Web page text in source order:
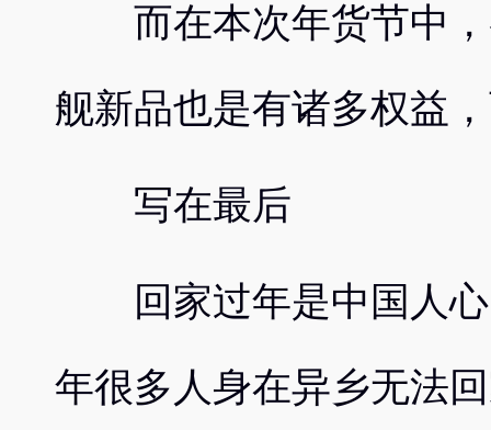
而在本次年货节中，
舰新品也是有诸多权益
写在最后
回家过年是中国人心
年很多人身在异乡无法